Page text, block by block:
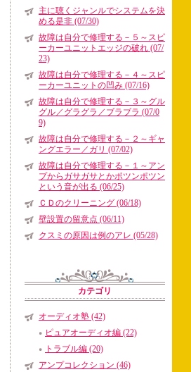
主に聴くジャンルでシステムを決
める是非 (07/30)
故障は自分で修理する－５～スピ
ーカーユニットエッジの破れ (07/
23)
故障は自分で修理する－４～スピ
ーカーユニットの凹み (07/16)
故障は自分で修理する－３～グル
グル／グラグラ／ブラブラ (07/0
9)
故障は自分で修理する－２～ギャ
ングエラー／ガリ (07/02)
故障は自分で修理する－１～アン
プからガサガサとかポツンポツン
という音が出る (06/25)
ＣＤのクリーニング (06/18)
壁設置の留意点 (06/11)
クスミの原因は例のアレ (05/28)
カテゴリ
オーディオ塾 (42)
ピュアオーディオ編 (22)
トラブル編 (20)
アンプコレクション (46)